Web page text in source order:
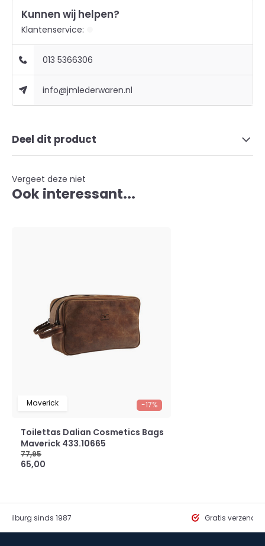
Kunnen wij helpen?
Klantenservice:
013 5366306
info@jmlederwaren.nl
Deel dit product
Vergeet deze niet
Ook interessant...
-17%
Maverick
Toilettas Dalian Cosmetics Bags
Maverick 433.10665
77,95
65,00
Tilburg sinds 1987 Gratis